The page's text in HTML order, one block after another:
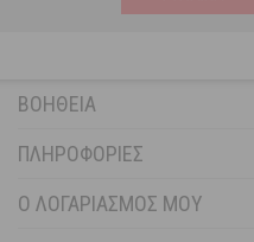
ΒΟΉΘΕΙΑ
ΠΛΗΡΟΦΟΡΊΕΣ
Ο ΛΟΓΑΡΙΑΣΜΌΣ ΜΟΥ